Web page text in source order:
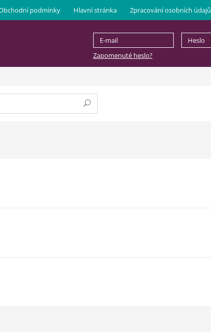
Zapomenuté heslo?
podmínky Hlavní stránka Zpracování osobních údajů